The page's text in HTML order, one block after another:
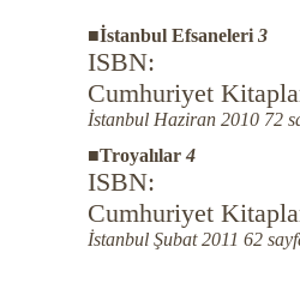
■İstanbul Efsaneleri 3
ISBN:
Cumhuriyet
İstanbul Haziran 2010 72
■Troyalılar 4
ISBN:
Cumhuriyet
İstanbul Şubat 2011 62